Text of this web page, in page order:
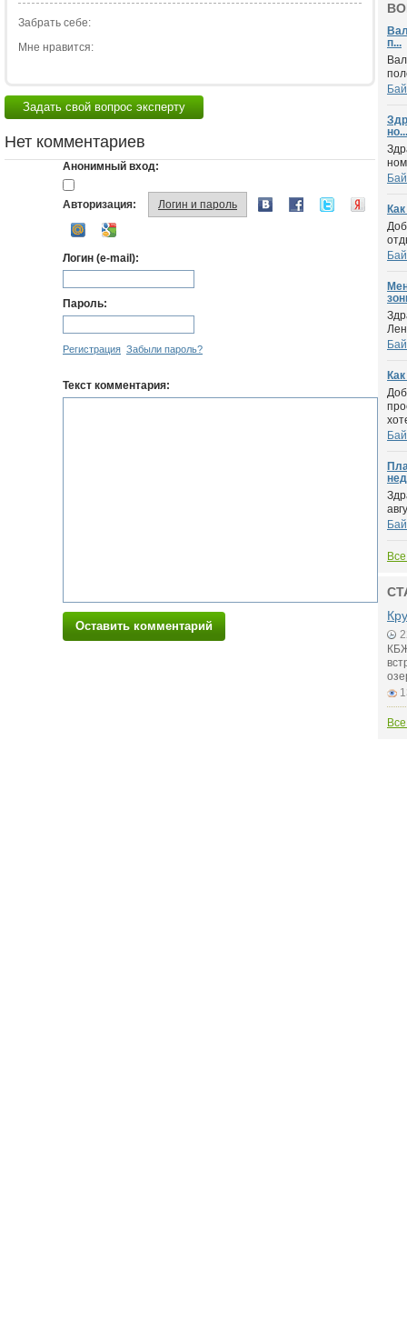
Забрать себе:
Мне нравится:
Задать свой вопрос эксперту
Нет комментариев
Анонимный вход:
Авторизация: Логин и пароль
Логин (e-mail):
Пароль:
Регистрация Забыли пароль?
Текст комментария:
Оставить комментарий
п...
но...